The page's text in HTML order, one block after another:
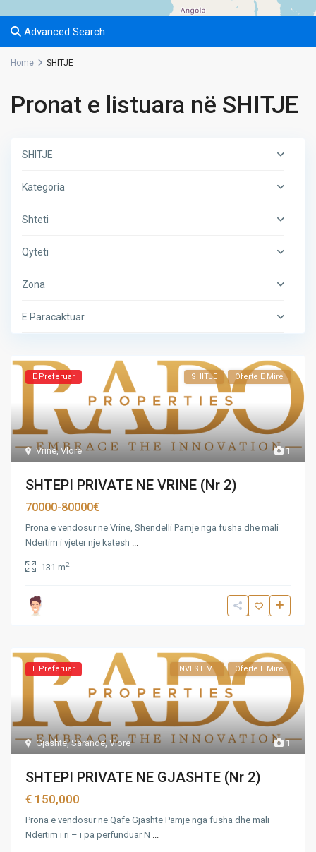
Advanced Search
Home SHITJE
Pronat e listuara në SHITJE
SHITJE
Kategoria
Shteti
Qyteti
Zona
E Paracaktuar
1
Vrine,Vlore
E Preferuar SHITJE Oferte E Mire
SHTEPI PRIVATE NE VRINE (Nr 2)
70000-80000€
Prona e vendosur ne Vrine, Shendelli Pamje nga fusha dhe mali
Ndertim i vjeter nje katesh ...
131 m2
1
Gjashte,Sarande,Vlore
E Preferuar INVESTIME Oferte E Mire
SHTEPI PRIVATE NE GJASHTE (Nr 2)
€ 150,000
Prona e vendosur ne Qafe Gjashte Pamje nga fusha dhe mali
Ndertim i ri – i pa perfunduar N ...